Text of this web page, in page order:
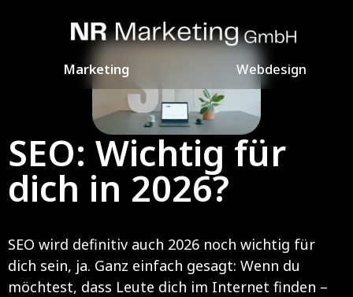
Marketing Webdesign
SEO: Wichtig für
dich in 2026?
SEO wird definitiv auch 2026 noch wichtig für
dich sein, ja. Ganz einfach gesagt: Wenn du
möchtest, dass Leute dich im Internet finden –